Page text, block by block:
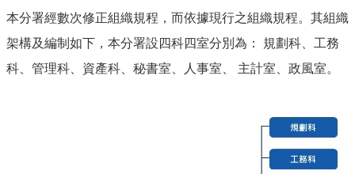
本分署經數次修正組織規程，而依據現行之組織規程。其組織
架構及編制如下，本分署設四科四室分別為： 規劃科、工務
科、管理科、資產科、秘書室、人事室、 主計室、政風室。